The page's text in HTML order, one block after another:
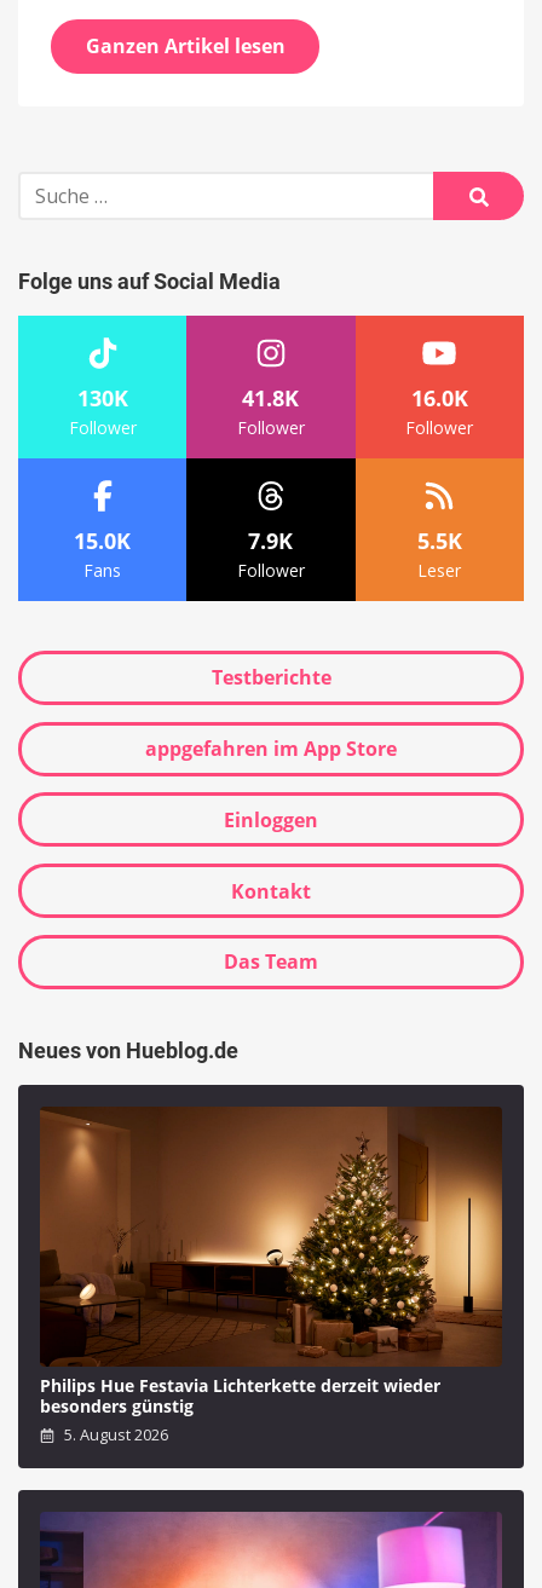
Ganzen Artikel lesen
Suche
nach:
Suche
Folge uns auf Social Media
130K
Follower
41.8K
Follower
16.0K
Follower
15.0K
Fans
7.9K
Follower
5.5K
Leser
Testberichte
appgefahren im App Store
Einloggen
Kontakt
Das Team
Neues von Hueblog.de
Philips Hue Festavia Lichterkette derzeit wieder
besonders günstig
5. August 2026